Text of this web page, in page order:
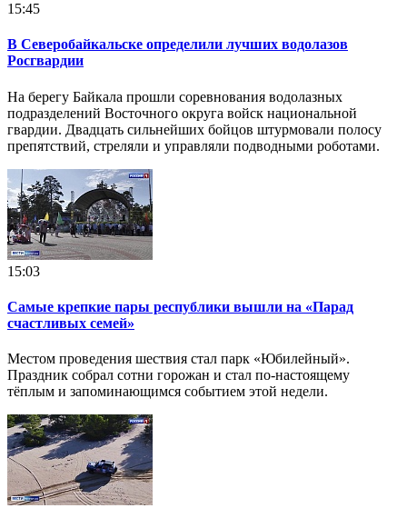
15:45
В Северобайкальске определили лучших водолазов
Росгвардии
На берегу Байкала прошли соревнования водолазных
подразделений Восточного округа войск национальной
гвардии. Двадцать сильнейших бойцов штурмовали полосу
препятствий, стреляли и управляли подводными роботами.
15:03
Самые крепкие пары республики вышли на «Парад
счастливых семей»
Местом проведения шествия стал парк «Юбилейный».
Праздник собрал сотни горожан и стал по‑настоящему
тёплым и запоминающимся событием этой недели.